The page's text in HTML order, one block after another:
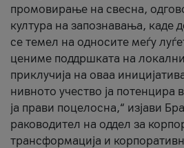
промовирање на свесна,
култура на запознавања, каде
се темел на односите меѓу
цениме поддршката на
приклучија на оваа
нивното учество ја потенцира
ја прави поцелосна,“ изјави
раководител на оддел за
трансформација и